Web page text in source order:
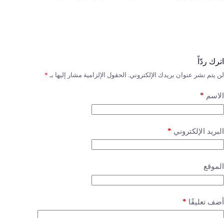
اترك ردّاً
لن يتم نشر عنوان بريدك الإلكتروني. الحقول الإلزامية مشار إليها بـ *
الاسم *
البريد الإلكتروني *
الموقع
أضف تعليقًا *